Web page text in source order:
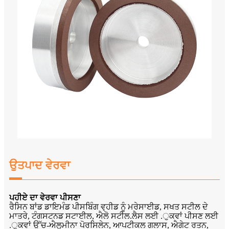
ਉਤਪਾਦ ਵੇਰਵਾ
ਪਹੀਏ ਦਾ ਵੇਰਵਾ ਪੀਸਣਾ
ਰੈਸਿਨ ਬਾਂਡ ਡਾਇਮੰਡ ਪੀਸਬਿੰਗ ਵ੍ਹੀਡ ਨੂੰ ਮਰੇਸਾਈਡ, ਸਖਤ ਸਟੀਲ ਦੇ
ਮਾਤਰੇ, ਟੰਗਸਟਨਡ ਸਟਾਈਲ, ਐਲੋ ਸਟੀਲ.ਲੈਸ ਲਈ .ੁਕਵਾਂ ਪੀਸਣ ਲਈ
.ੁਕਵਾਂ ਉੱਚ-ਐਲੂਮੀਨਾ ਪੋਰਸਿਲੇਨ, ਆਪਟੀਕਲ ਗਲਾਸ, ਐਗੇਟ ਰਤਨ,